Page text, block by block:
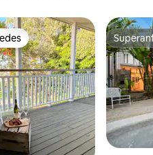
vacacional.